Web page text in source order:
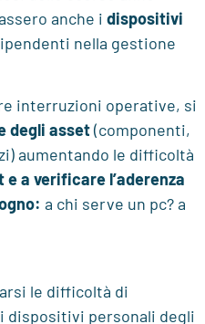
anche i dispositivi
nella gestione
interruzioni operative, si
degli asset(componenti,
aumentando le difficoltà
a verificare l’aderenza
a chi serve un pc? a
le difficoltà di
dispositivi personali degli